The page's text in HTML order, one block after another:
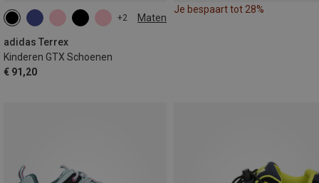
+2 Maten
adidas Terrex
Kinderen GTX Schoenen
€ 91,20
Je bespaart tot 28%